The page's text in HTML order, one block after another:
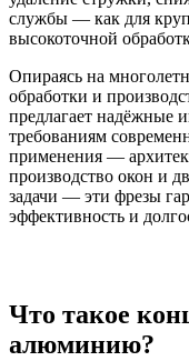
службы — как для
высокоточной
Опираясь на
обработки и
предлагает надёжные
требованиям
применения —
производство окон и
задачи — эти фрезы
эффективность и
Что такое
алюминию?